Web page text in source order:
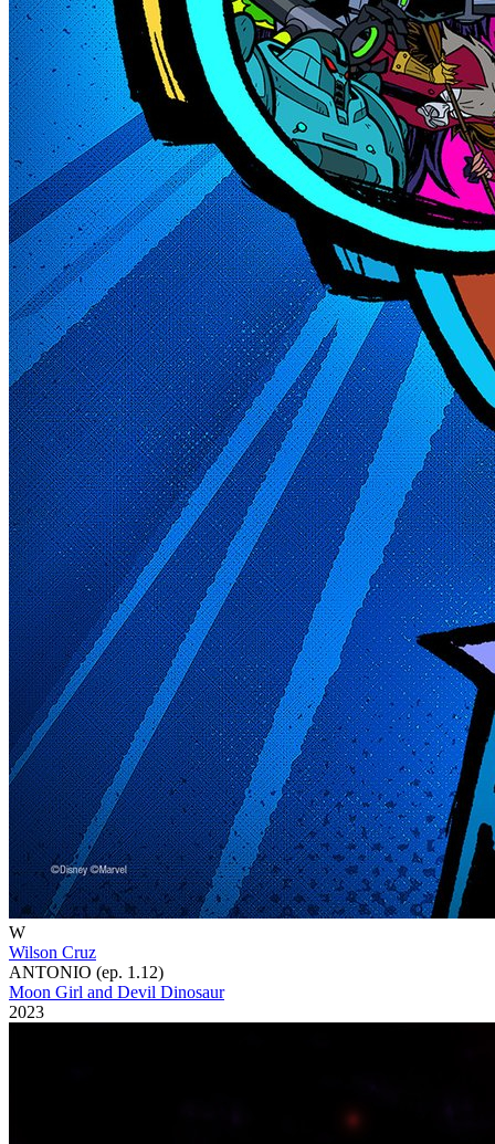
W
Wilson Cruz
ANTONIO (ep. 1.12)
Moon Girl and Devil Dinosaur
2023